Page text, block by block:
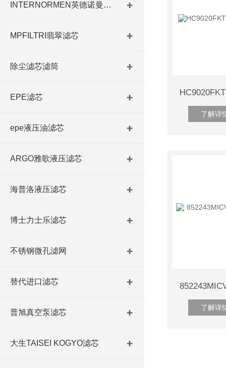
INTERNORMEN英德诺曼滤芯
MPFILTRI翡翠滤芯
除尘滤芯滤筒
EPE滤芯
epe液压油滤芯
ARGO雅歌液压滤芯
海普洛液压滤芯
博士力士乐滤芯
不锈钢微孔滤网
替代进口滤芯
普旭真空泵滤芯
大生TAISEI KOGYO滤芯
了解详
了解详